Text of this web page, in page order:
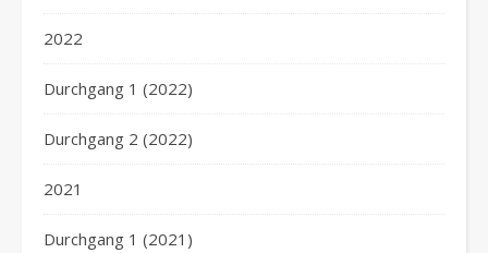
2022
Durchgang 1 (2022)
Durchgang 2 (2022)
2021
Durchgang 1 (2021)